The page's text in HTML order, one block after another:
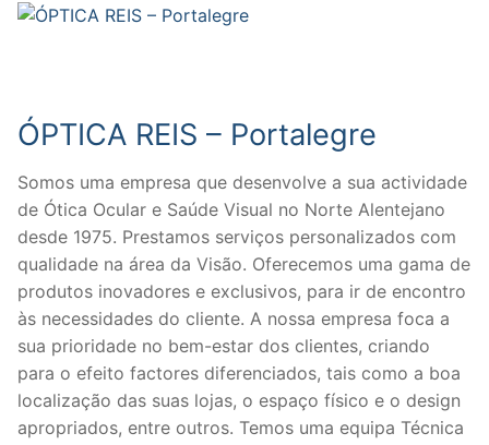
ÓPTICA REIS – Portalegre
Somos uma empresa que desenvolve a sua actividade
de Ótica Ocular e Saúde Visual no Norte Alentejano
desde 1975. Prestamos serviços personalizados com
qualidade na área da Visão. Oferecemos uma gama de
produtos inovadores e exclusivos, para ir de encontro
às necessidades do cliente. A nossa empresa foca a
sua prioridade no bem-estar dos clientes, criando
para o efeito factores diferenciados, tais como a boa
localização das suas lojas, o espaço físico e o design
apropriados, entre outros. Temos uma equipa Técnica